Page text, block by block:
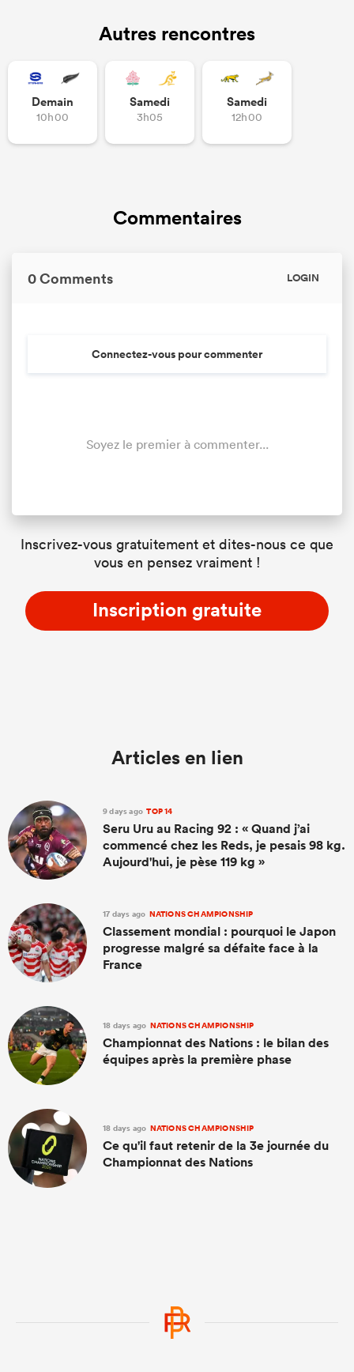
Autres rencontres
Demain
10h00
Samedi
3h05
Samedi
12h00
Commentaires
0 Comments LOGIN
Connectez-vous pour commenter
Soyez le premier à commenter...
Inscrivez-vous gratuitement et dites-nous ce que
vous en pensez vraiment !
Inscription gratuite
Articles en lien
9 days ago TOP 14
Seru Uru au Racing 92 : « Quand j’ai
commencé chez les Reds, je pesais 98 kg.
Aujourd'hui, je pèse 119 kg »
17 days ago NATIONS CHAMPIONSHIP
Classement mondial : pourquoi le Japon
progresse malgré sa défaite face à la
France
18 days ago NATIONS CHAMPIONSHIP
Championnat des Nations : le bilan des
équipes après la première phase
18 days ago NATIONS CHAMPIONSHIP
Ce qu'il faut retenir de la 3e journée du
Championnat des Nations